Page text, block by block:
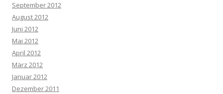
September 2012
August 2012
Juni 2012
Mai 2012
April 2012
März 2012
Januar 2012
Dezember 2011